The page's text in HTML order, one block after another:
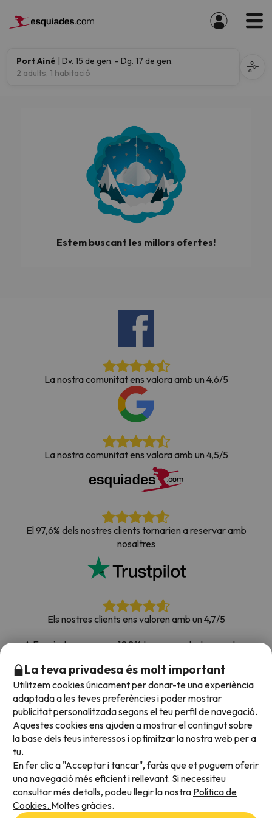
Port Ainé | Dv. 15 de gen. - Dg. 17 de gen.
2 adults, 1 habitació
Estem buscant les millors ofertes!
La nostra comunitat ens valora amb un 4,6/5
La nostra comunitat ens valora amb un 4,5/5
El 97,6% dels nostres clients tornarien a reservar amb
nosaltres
Els nostres clients ens valoren amb un 4,7/5
A Esquiades.com som 100% transparents. Les nostres
opinió, totes les enquestes que rebem i que publiquem a la
web són de clients reals.
Confia en nosaltres|Hem portat de viatge més de
700.000 persones a la neu.
Acceptem
La teva privadesa és molt important
Utilitzem cookies únicament per donar-te una experiència
adaptada a les teves preferències i poder mostrar
publicitat personalitzada segons el teu perfil de navegació.
Aquestes cookies ens ajuden a mostrar el contingut sobre
la base dels teus interessos i optimitzar la nostra web per a
tu.
En fer clic a "Acceptar i tancar", faràs que et puguem oferir
una navegació més eficient i rellevant. Si necessiteu
consultar més detalls, podeu llegir la nostra Política de
Cookies. Moltes gràcies.